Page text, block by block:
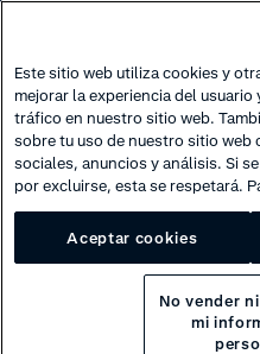
Gestión de riesgo
Autenticación
Este sitio web utiliza cookies y
mejorar la experiencia del
tráfico en nuestro sitio web.
sobre tu uso de nuestro sitio web
sociales, anuncios y análisis. Si
por excluirse, esta se respetará.
Aceptar cookies
No vender
mi